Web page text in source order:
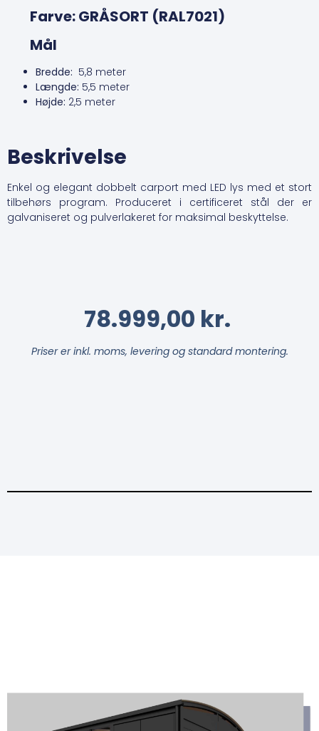
Farve: GRÅSORT (RAL7021)
Mål
Bredde: 5,8 meter
Længde: 5,5 meter
Højde: 2,5 meter
Beskrivelse
Enkel og elegant dobbelt carport med LED lys med et stort
tilbehørs program. Produceret i certificeret stål der er
galvaniseret og pulverlakeret for maksimal beskyttelse.
78.999,00 kr.
Priser er inkl. moms, levering og standard montering.